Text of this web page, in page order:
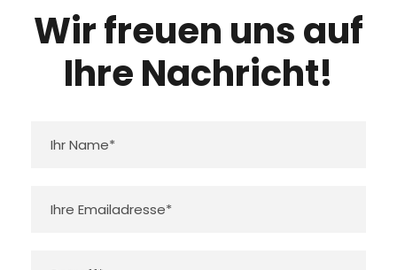
Wir freuen uns auf
Ihre Nachricht!